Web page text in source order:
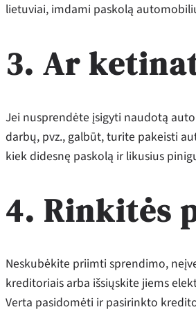
lietuviai, imdami paskolą
3. Ar
Jei nusprendėte įsigyti naudotą
darbų, pvz., galbūt, turite pakeisti
kiek didesnę paskolą ir likusius
4. Rinkitės
Neskubėkite priimti sprendimo,
kreditoriais arba išsiųskite jiems
Verta pasidomėti ir pasirinkto